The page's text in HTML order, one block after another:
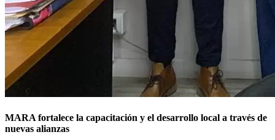
MARA fortalece la capacitación y el desarrollo local a través de
nuevas alianzas